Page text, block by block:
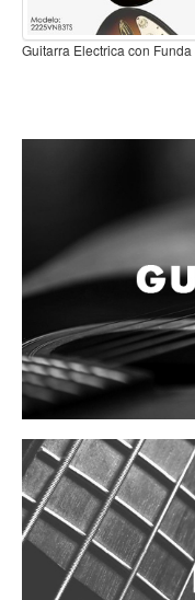
Herrajes y soportes
Bombos
Multi-tenores
Platillos
Baquetas, mazos y
Pergaminos
Guiros
Vientos
Accesorios
Micrófonos
Sombirado 3 Tonos